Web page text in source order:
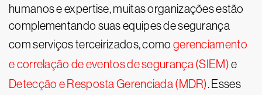
humanos e expertise, muitas organizações estão
complementando suas equipes de segurança
com serviços terceirizados, como gerenciamento
e correlação de eventos de segurança (SIEM)e
Detecção e Resposta Gerenciada (MDR). Esses